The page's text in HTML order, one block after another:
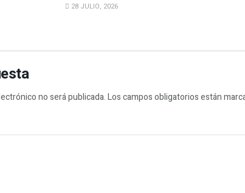
28 JULIO, 2026
no será publicada.Los campos obligatorios están